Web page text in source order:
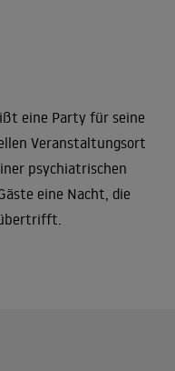
eine Party für seine
Veranstaltungsort
psychiatrischen
eine Nacht, die